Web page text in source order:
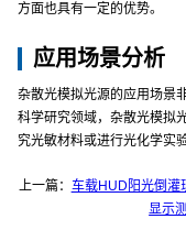
方面也具有一定的优势。
应用场景分析
杂散光模拟光源的应用场景
科学研究领域，杂散光模拟
究光敏材料或进行光化学实
上一篇： 车载HUD阳光倒灌
显示